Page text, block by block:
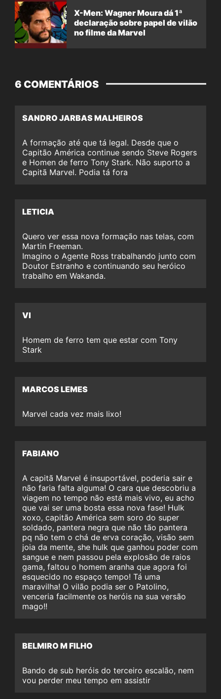
X-Men: Wagner Moura dá 1ª
declaração sobre papel de vilão
no filme da Marvel
6 COMENTÁRIOS
SANDRO JARBAS MALHEIROS
A formação até que tá legal. Desde que o
Capitão América continue sendo Steve Rogers
e Homen de ferro Tony Stark. Não suporto a
Capitã Marvel. Podia tá fora
LETICIA
Quero ver essa nova formação nas telas, com
Martin Freeman.
Imagino o Agente Ross trabalhando junto com
Doutor Estranho e continuando seu heróico
trabalho em Wakanda.
VI
Homem de ferro tem que estar com Tony
Stark
MARCOS LEMES
Marvel cada vez mais lixo!
FABIANO
A capitã Marvel é insuportável, poderia sair e
não faria falta alguma! O cara que descobriu a
viagem no tempo não está mais vivo, eu acho
que vai ser uma bosta essa nova fase! Hulk
xoxo, capitão América sem soro do super
soldado, pantera negra que não tão pantera
pq não tem o chá de erva coração, visão sem
joia da mente, she hulk que ganhou poder com
sangue e nem passou pela explosão de raios
gama, faltou o homem aranha que agora foi
esquecido no espaço tempo! Tá uma
maravilha! O vilão podia ser o Patolino,
venceria facilmente os heróis na sua versão
mago!!
BELMIRO M FILHO
Bando de sub heróis do terceiro escalão, nem
vou perder meu tempo em assistir